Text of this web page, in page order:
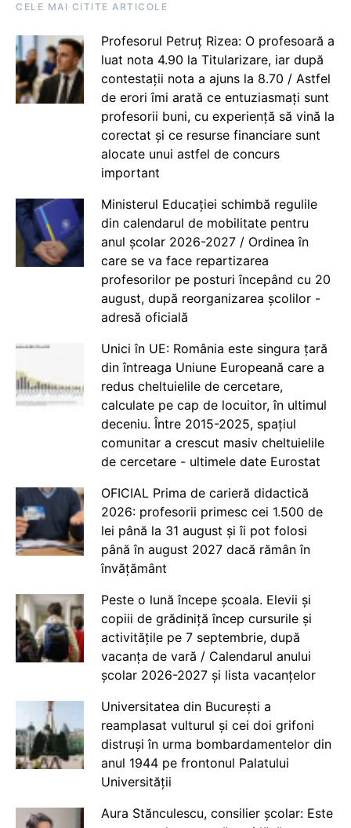
CELE MAI CITITE ARTICOLE
Profesorul Petruț Rizea: O profesoară a
luat nota 4.90 la Titularizare, iar după
contestații nota a ajuns la 8.70 / Astfel
de erori îmi arată ce entuziasmați sunt
profesorii buni, cu experiență să vină la
corectat și ce resurse financiare sunt
alocate unui astfel de concurs
important
Ministerul Educației schimbă regulile
din calendarul de mobilitate pentru
anul școlar 2026-2027 / Ordinea în
care se va face repartizarea
profesorilor pe posturi începând cu 20
august, după reorganizarea școlilor -
adresă oficială
Unici în UE: România este singura țară
din întreaga Uniune Europeană care a
redus cheltuielile de cercetare,
calculate pe cap de locuitor, în ultimul
deceniu. Între 2015-2025, spațiul
comunitar a crescut masiv cheltuielile
de cercetare - ultimele date Eurostat
OFICIAL Prima de carieră didactică
2026: profesorii primesc cei 1.500 de
lei până la 31 august și îi pot folosi
până în august 2027 dacă rămân în
învățământ
Peste o lună începe școala. Elevii și
copiii de grădiniță încep cursurile și
activitățile pe 7 septembrie, după
vacanța de vară / Calendarul anului
școlar 2026-2027 și lista vacanțelor
Universitatea din București a
reamplasat vulturul și cei doi grifoni
distruși în urma bombardamentelor din
anul 1944 pe frontonul Palatului
Universității
Aura Stănculescu, consilier școlar: Este